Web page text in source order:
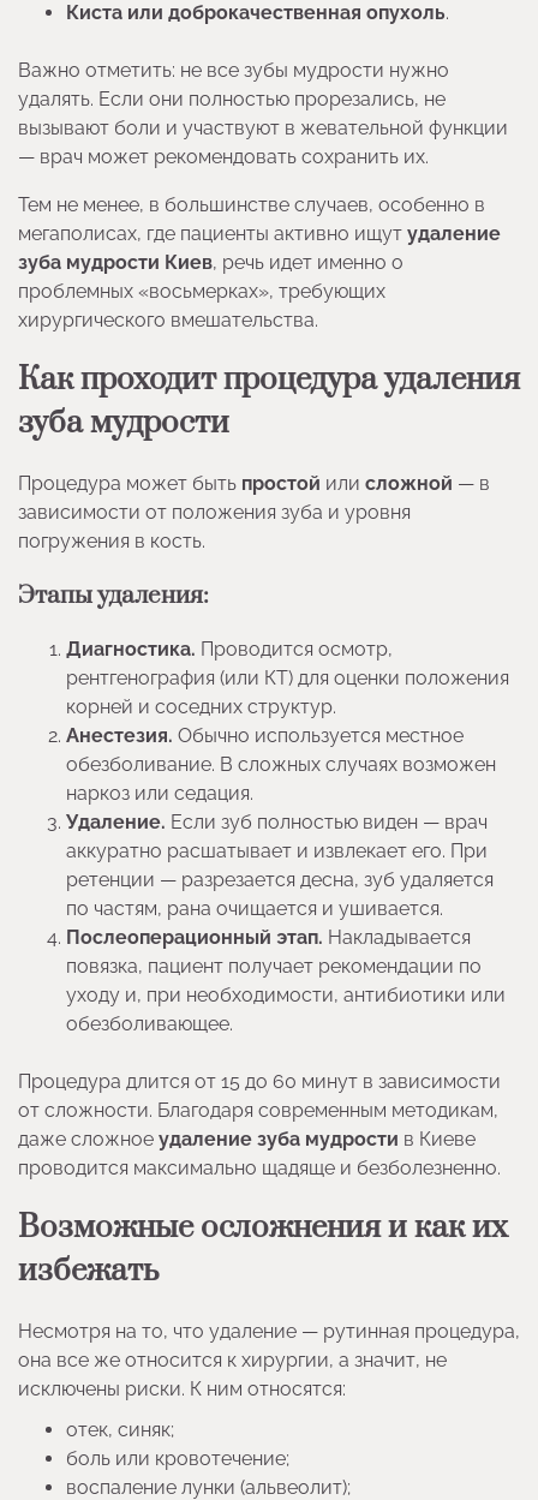
Киста или доброкачественная опухоль.
Важно отметить: не все зубы мудрости нужно
удалять. Если они полностью прорезались, не
вызывают боли и участвуют в жевательной функции
— врач может рекомендовать сохранить их.
Тем не менее, в большинстве случаев, особенно в
мегаполисах, где пациенты активно ищут удаление
зуба мудрости Киев, речь идет именно о
проблемных «восьмерках», требующих
хирургического вмешательства.
Как проходит процедура удаления
зуба мудрости
Процедура может быть простой или сложной — в
зависимости от положения зуба и уровня
погружения в кость.
Этапы удаления:
Диагностика. Проводится осмотр,
рентгенография (или КТ) для оценки положения
корней и соседних структур.
Анестезия. Обычно используется местное
обезболивание. В сложных случаях возможен
наркоз или седация.
Удаление. Если зуб полностью виден — врач
аккуратно расшатывает и извлекает его. При
ретенции — разрезается десна, зуб удаляется
по частям, рана очищается и ушивается.
Послеоперационный этап. Накладывается
повязка, пациент получает рекомендации по
уходу и, при необходимости, антибиотики или
обезболивающее.
Процедура длится от 15 до 60 минут в зависимости
от сложности. Благодаря современным методикам,
даже сложное удаление зуба мудрости в Киеве
проводится максимально щадяще и безболезненно.
Возможные осложнения и как их
избежать
Несмотря на то, что удаление — рутинная процедура,
она все же относится к хирургии, а значит, не
исключены риски. К ним относятся:
отек, синяк;
боль или кровотечение;
воспаление лунки (альвеолит);